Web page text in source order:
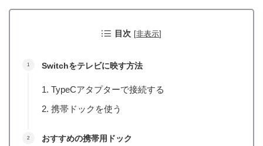
目次 [非表示]
Switchをテレビに映す方法
TypeCアタプターで接続する
携帯ドックを使う
おすすめの携帯用ドック